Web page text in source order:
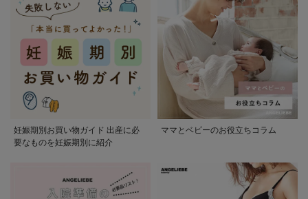
妊娠期別お買い物ガイド 出産に必
要なものを妊娠期別に紹介
ママとベビーのお役立ちコラム